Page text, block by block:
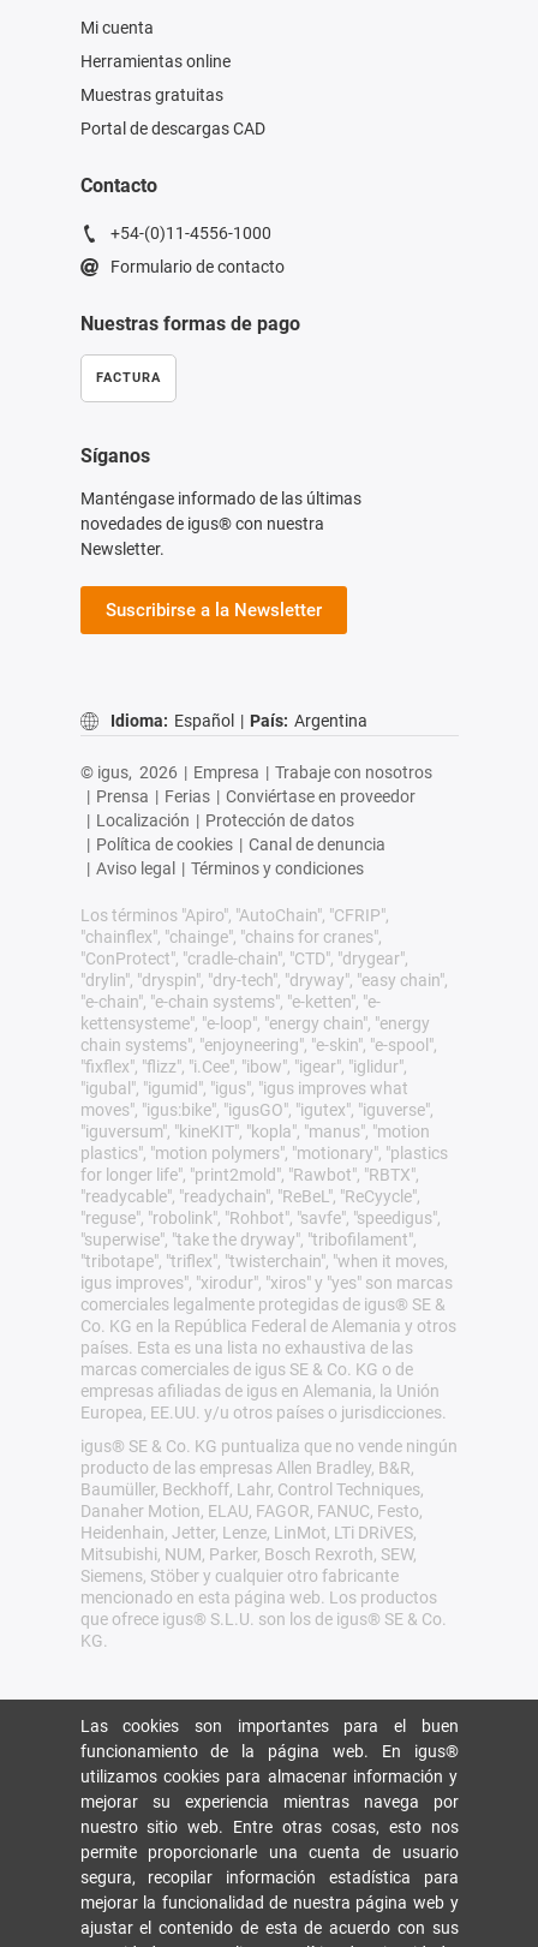
Mi cuenta
Herramientas online
Muestras gratuitas
Portal de descargas CAD
Contacto
+54-(0)11-4556-1000
Formulario de contacto
Nuestras formas de pago
FACTURA
Síganos
Manténgase informado de las últimas
novedades de igus® con nuestra
Newsletter.
Suscribirse a la Newsletter
Idioma: Español | País: Argentina
© igus, 2026 | Empresa | Trabaje con nosotros
| Prensa | Ferias | Conviértase en proveedor
| Localización | Protección de datos
| Política de cookies | Canal de denuncia
| Aviso legal | Términos y condiciones
Los términos "Apiro", "AutoChain", "CFRIP",
"chainflex", "chainge", "chains for cranes",
"ConProtect", "cradle-chain", "CTD", "drygear",
"drylin", "dryspin", "dry-tech", "dryway", "easy chain",
"e-chain", "e-chain systems", "e-ketten", "e-
kettensysteme", "e-loop", "energy chain", "energy
chain systems", "enjoyneering", "e-skin", "e-spool",
"fixflex", "flizz", "i.Cee", "ibow", "igear", "iglidur",
"igubal", "igumid", "igus", "igus improves what
moves", "igus:bike", "igusGO", "igutex", "iguverse",
"iguversum", "kineKIT", "kopla", "manus", "motion
plastics", "motion polymers", "motionary", "plastics
for longer life", "print2mold", "Rawbot", "RBTX",
"readycable", "readychain", "ReBeL", "ReCyycle",
"reguse", "robolink", "Rohbot", "savfe", "speedigus",
"superwise", "take the dryway", "tribofilament",
"tribotape", "triflex", "twisterchain", "when it moves,
igus improves", "xirodur", "xiros" y "yes" son marcas
comerciales legalmente protegidas de igus® SE &
Co. KG en la República Federal de Alemania y otros
países. Esta es una lista no exhaustiva de las
marcas comerciales de igus SE & Co. KG o de
empresas afiliadas de igus en Alemania, la Unión
Europea, EE.UU. y/u otros países o jurisdicciones.
igus® SE & Co. KG puntualiza que no vende ningún
producto de las empresas Allen Bradley, B&R,
Baumüller, Beckhoff, Lahr, Control Techniques,
Danaher Motion, ELAU, FAGOR, FANUC, Festo,
Heidenhain, Jetter, Lenze, LinMot, LTi DRiVES,
Mitsubishi, NUM, Parker, Bosch Rexroth, SEW,
Siemens, Stöber y cualquier otro fabricante
mencionado en esta página web. Los productos
que ofrece igus® S.L.U. son los de igus® SE & Co.
KG.
Las cookies son importantes para el buen
funcionamiento de la página web. En igus®
utilizamos cookies para almacenar información y
mejorar su experiencia mientras navega por
nuestro sitio web. Entre otras cosas, esto nos
permite proporcionarle una cuenta de usuario
segura, recopilar información estadística para
mejorar la funcionalidad de nuestra página web y
ajustar el contenido de esta de acuerdo con sus